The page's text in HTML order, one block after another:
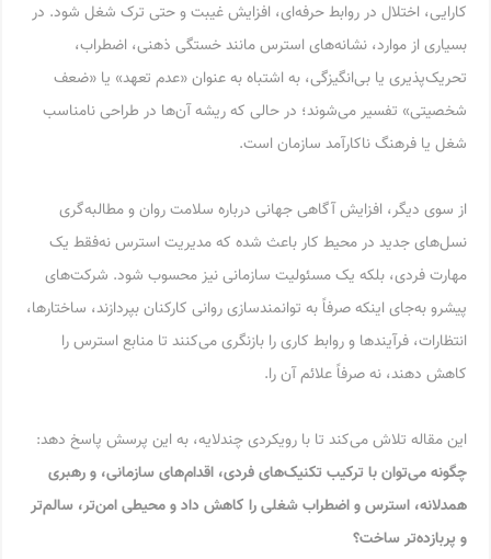
کارایی، اختلال در روابط حرفه‌ای، افزایش غیبت و حتی ترک شغل شود. در
بسیاری از موارد، نشانه‌های استرس مانند خستگی ذهنی، اضطراب،
تحریک‌پذیری یا بی‌انگیزگی، به اشتباه به عنوان «عدم تعهد» یا «ضعف
شخصیتی» تفسیر می‌شوند؛ در حالی که ریشه آن‌ها در طراحی نامناسب
شغل یا فرهنگ ناکارآمد سازمان است.
از سوی دیگر، افزایش آگاهی جهانی درباره سلامت روان و مطالبه‌گری
نسل‌های جدید در محیط کار باعث شده که مدیریت استرس نه‌فقط یک
مهارت فردی، بلکه یک مسئولیت سازمانی نیز محسوب شود. شرکت‌های
پیشرو به‌جای اینکه صرفاً به توانمندسازی روانی کارکنان بپردازند، ساختارها،
انتظارات، فرآیندها و روابط کاری را بازنگری می‌کنند تا منابع استرس را
کاهش دهند، نه صرفاً علائم آن را.
این مقاله تلاش می‌کند تا با رویکردی چندلایه، به این پرسش پاسخ دهد:
چگونه می‌توان با ترکیب تکنیک‌های فردی، اقدام‌های سازمانی، و رهبری
همدلانه، استرس و اضطراب شغلی را کاهش داد و محیطی امن‌تر، سالم‌تر
و پربازده‌تر ساخت؟